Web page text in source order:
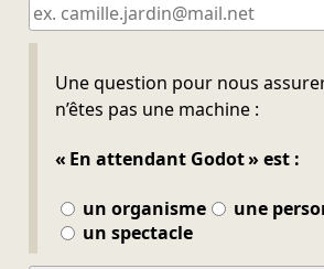
Une question pour nous
n’êtes pas une machine :
« En attendant Godot » est :
un organisme
une
un spectacle
Ne pas remplir